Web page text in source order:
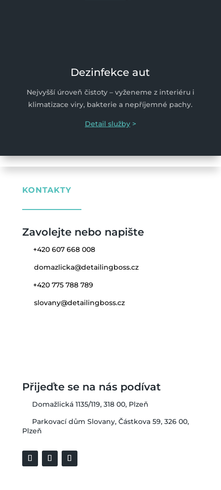
Dezinfekce aut
Nejvyšší úroveň čistoty – vyženeme z interiéru i
klimatizace viry, bakterie a nepříjemné pachy.
Detail služby>
KONTAKTY
Zavolejte nebo napište
+420 607 668 008
domazlicka@detailingboss.cz
+420 775 788 789
slovany@detailingboss.cz
Přijeďte se na nás podívat
Domažlická 1135/119, 318 00, Plzeň
Parkovací dům Slovany, Částkova 59, 326 00,
Plzeň